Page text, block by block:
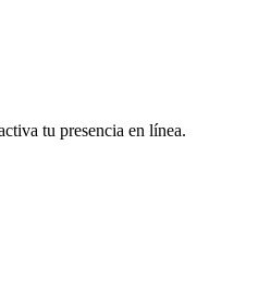
tu presencia en línea.